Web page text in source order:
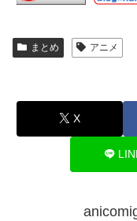
まとめ アニメ
X